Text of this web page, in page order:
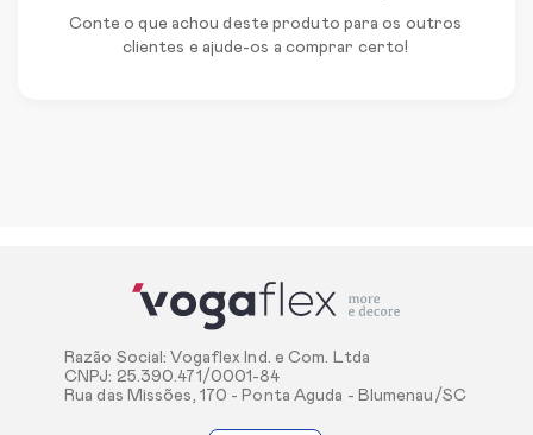
Conte o que achou deste produto para os outros
clientes e ajude-os a comprar certo!
Razão Social: Vogaflex Ind. e Com. Ltda
CNPJ: 25.390.471/0001-84
Rua das Missões, 170 - Ponta Aguda - Blumenau/SC